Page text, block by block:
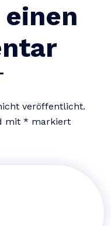
veröffentlicht.
mit * markiert